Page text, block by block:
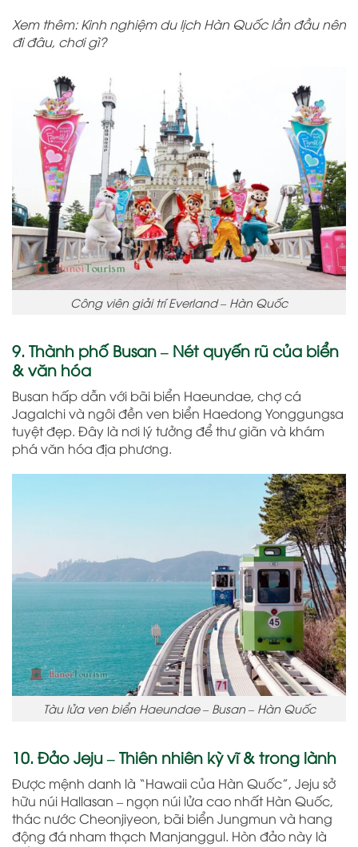
Xem thêm: Kinh nghiệm du lịch Hàn Quốc lần đầu nên
đi đâu, chơi gì?
Công viên giải trí Everland – Hàn Quốc
9. Thành phố Busan – Nét quyến rũ của biển
& văn hóa
Busan hấp dẫn với bãi biển Haeundae, chợ cá
Jagalchi và ngôi đền ven biển Haedong Yonggungsa
tuyệt đẹp. Đây là nơi lý tưởng để thư giãn và khám
phá văn hóa địa phương.
Tàu lửa ven biển Haeundae – Busan – Hàn Quốc
10. Đảo Jeju – Thiên nhiên kỳ vĩ & trong lành
Được mệnh danh là “Hawaii của Hàn Quốc”, Jeju sở
hữu núi Hallasan – ngọn núi lửa cao nhất Hàn Quốc,
thác nước Cheonjiyeon, bãi biển Jungmun và hang
động đá nham thạch Manjanggul. Hòn đảo này là